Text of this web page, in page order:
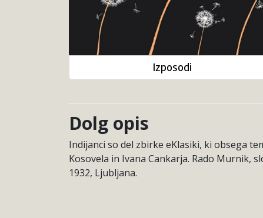
Izposodi
Dolg opis
Indijanci so del zbirke eKlasiki, ki obsega
Kosovela in Ivana Cankarja. Rado Murnik,
1932, Ljubljana.